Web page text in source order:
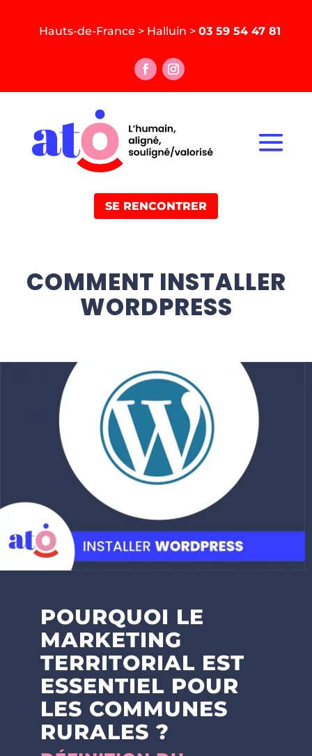
Hauts-de-France > Halluin > 03 59 54 47 81
SE RENCONTRER
COMMENT INSTALLER
WORDPRESS
POURQUOI LE
MARKETING
TERRITORIAL EST
ESSENTIEL POUR
LES COMMUNES
RURALES ?